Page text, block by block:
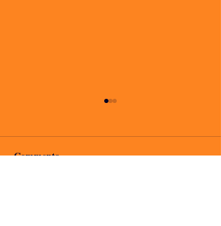
Comments